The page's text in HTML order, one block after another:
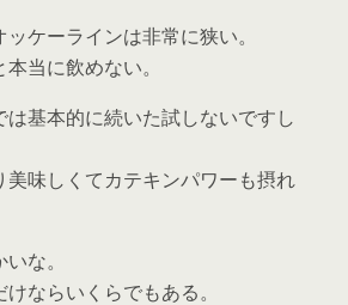
ケーラインは非常に狭い。
当に飲めない。
は基本的に続いた試しないですし
美味しくてカテキンパワーも摂れ
な。
ならいくらでもある。